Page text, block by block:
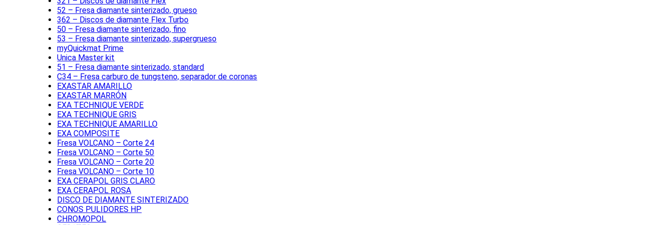
52 – Fresa diamante sinterizado, grueso
362 – Discos de diamante Flex Turbo
50 – Fresa diamante sinterizado, fino
53 – Fresa diamante sinterizado, supergrueso
myQuickmat Prime
Unica Master kit
51 – Fresa diamante sinterizado, standard
C34 – Fresa carburo de tungsteno, separador de coronas
EXASTAR AMARILLO
EXASTAR MARRÓN
EXA TECHNIQUE VERDE
EXA TECHNIQUE GRIS
EXA TECHNIQUE AMARILLO
EXA COMPOSITE
Fresa VOLCANO – Corte 24
Fresa VOLCANO – Corte 50
Fresa VOLCANO – Corte 20
Fresa VOLCANO – Corte 10
EXA CERAPOL GRIS CLARO
EXA CERAPOL ROSA
DISCO DE DIAMANTE SINTERIZADO
CONOS PULIDORES HP
CHROMOPOL